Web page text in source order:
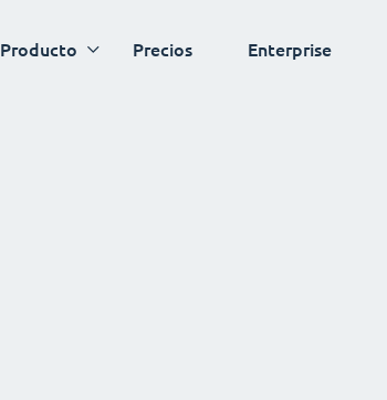
Producto Precios Enterprise